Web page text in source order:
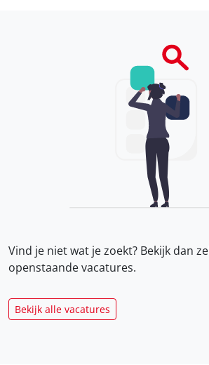
Vind je niet wat je zoekt? Bekijk dan
openstaande vacatures.
Bekijk alle vacatures